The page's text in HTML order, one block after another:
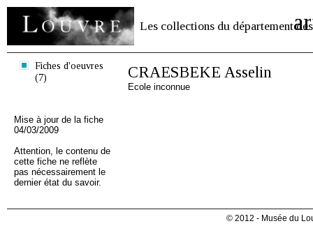
Les collections du département des
Fiches d'oeuvres
(7)
Mise à jour de la fiche
04/03/2009
Attention, le contenu de
cette fiche ne reflète
pas nécessairement le
dernier état du savoir.
CRAESBEKE Asselin
Ecole inconnue
© 2012 - Musée du